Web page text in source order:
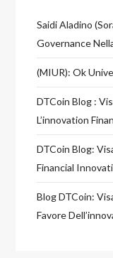
Saidi Aladino
Governance
(MIUR): Ok
DTCoin Blog :
L’innovation
DTCoin Blog:
Financial
Blog DTCoin:
Favore